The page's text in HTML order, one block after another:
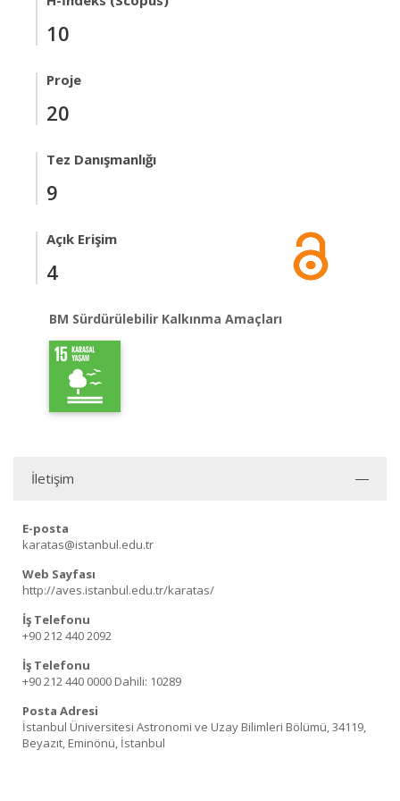
10
Proje
20
Tez Danışmanlığı
9
Açık Erişim
4
BM Sürdürülebilir Kalkınma Amaçları
İletişim
E-posta
karatas@istanbul.edu.tr
Web Sayfası
http://aves.istanbul.edu.tr/karatas/
İş Telefonu
+90 212 440 2092
İş Telefonu
+90 212 440 0000 Dahili: 10289
Posta Adresi
İstanbul Üniversitesi Astronomi ve Uzay Bilimleri Bölümü, 34119,
Beyazıt, Eminönü, İstanbul